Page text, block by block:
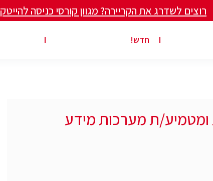
רוצים לשדרג את הקריירה? מגוון קורסי כניסה להייטק
חדש!
ומטמיע/ת מערכות מידע